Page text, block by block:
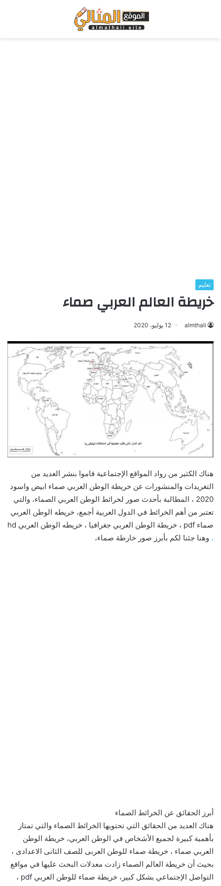
تعليم
خريطة العالم العربي صماء
almthali 12 يوليو، 2020
هناك الكثير من رواد المواقع الإجتماعية قاموا بنشر العديد من
التغريدات والمنشورات عن خريطة الوطن العربي صماء ابيض واسود
2020 ، المطالبة بأحدث صور لخرائط الوطن العربي الصماء، والتي
تعتبر من أهم الخرائط في الدول العربية أجمع، خريطه الوطن العربي
صماء pdf ، خريطة الوطن العربي جغرافيا ، خريطه الوطن العربي hd
، وهنا جئنا لكم بأبرز صور خارطة صماء،
أبرز الحقائق عن الخرائط الصماء
هناك العديد من الحقائق التي تحتويها الخرائط الصماء والتي تمتاز
بأهمية كبيرة لجميع الأشخاص في الوطن العربي، خريطة الوطن
العربي صماء ، خريطة صماء للوطن العربى للصف الثانى الاعدادى ،
بحيث أن خريطة العالم الصماء زادت معدلات البحث عليها في مواقع
التواصل الإجتماعي بشكل كبير، خريطة صماء للوطن العربي pdf ،